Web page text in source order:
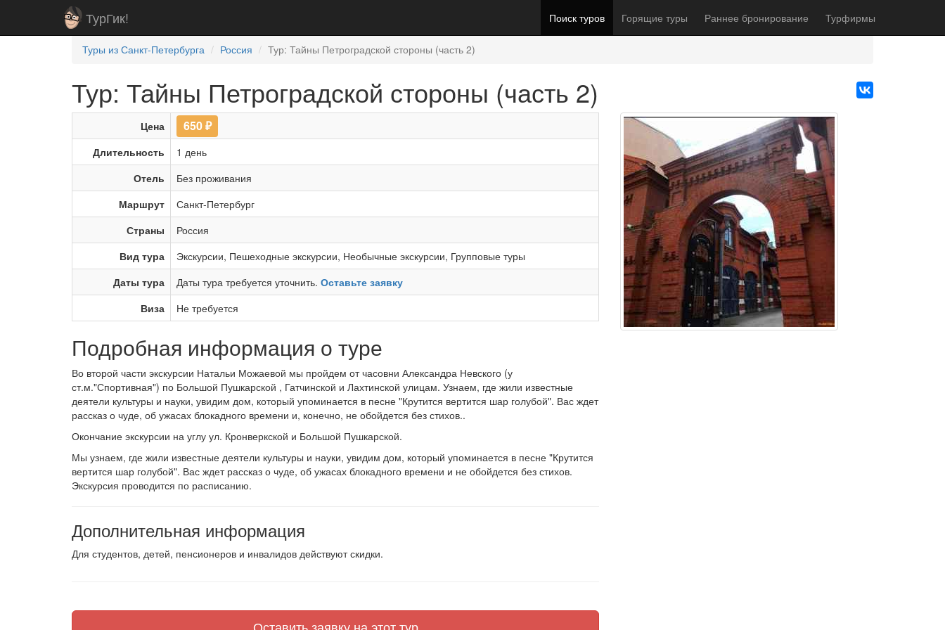
ТурГик! Поиск туров Горящие туры Раннее бронирование Турфирмы
Туры из Санкт-Петербурга Россия Тур: Тайны Петроградской стороны (часть 2)
Тур: Тайны Петроградской стороны (часть 2)
Цена 650₽
Длительность
1 день
Отель
Без проживания
Маршрут
Санкт-Петербург
Страны
Россия
Вид тура
Экскурсии, Пешеходные экскурсии, Необычные экскурсии, Групповые туры
Даты тура
Даты тура требуется уточнить. Оставьте заявку
Виза
Не требуется
Подробная информация о туре
Во второй части экскурсии Натальи Можаевой мы пройдем от часовни Александра Невского (у
ст.м."Спортивная") по Большой Пушкарской , Гатчинской и Лахтинской улицам. Узнаем, где жили известные
деятели культуры и науки, увидим дом, который упоминается в песне "Крутится вертится шар голубой". Вас ждет
рассказ о чуде, об ужасах блокадного времени и, конечно, не обойдется без стихов..
Окончание экскурсии на углу ул. Кронверкской и Большой Пушкарской.
Мы узнаем, где жили известные деятели культуры и науки, увидим дом, который упоминается в песне "Крутится
вертится шар голубой". Вас ждет рассказ о чуде, об ужасах блокадного времени и не обойдется без стихов.
Экскурсия проводится по расписанию.
Дополнительная информация
Для студентов, детей, пенсионеров и инвалидов действуют скидки.